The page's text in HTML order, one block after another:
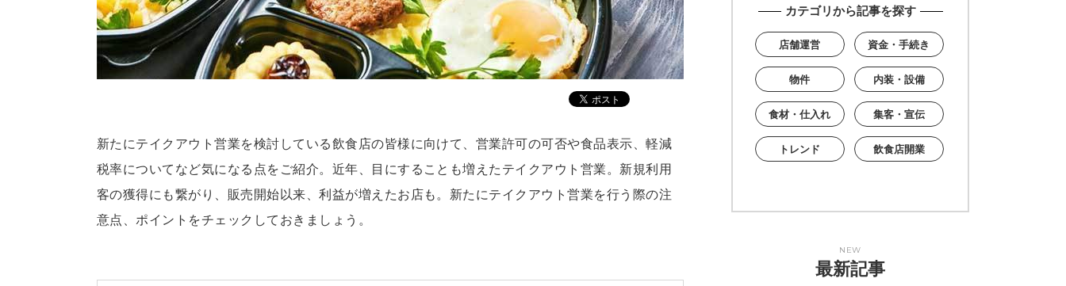
新たにテイクアウト営業を検討している飲食店の皆様に向けて、営業許可の可否や食品表示、軽減
税率についてなど気になる点をご紹介。近年、目にすることも増えたテイクアウト営業。新規利用
客の獲得にも繋がり、販売開始以来、利益が増えたお店も。新たにテイクアウト営業を行う際の注
意点、ポイントをチェックしておきましょう。
カテゴリから記事を探す
店舗運営 資金・手続き
物件 内装・設備
食材・仕入れ 集客・宣伝
トレンド 飲食店開業
NEW
最新記事